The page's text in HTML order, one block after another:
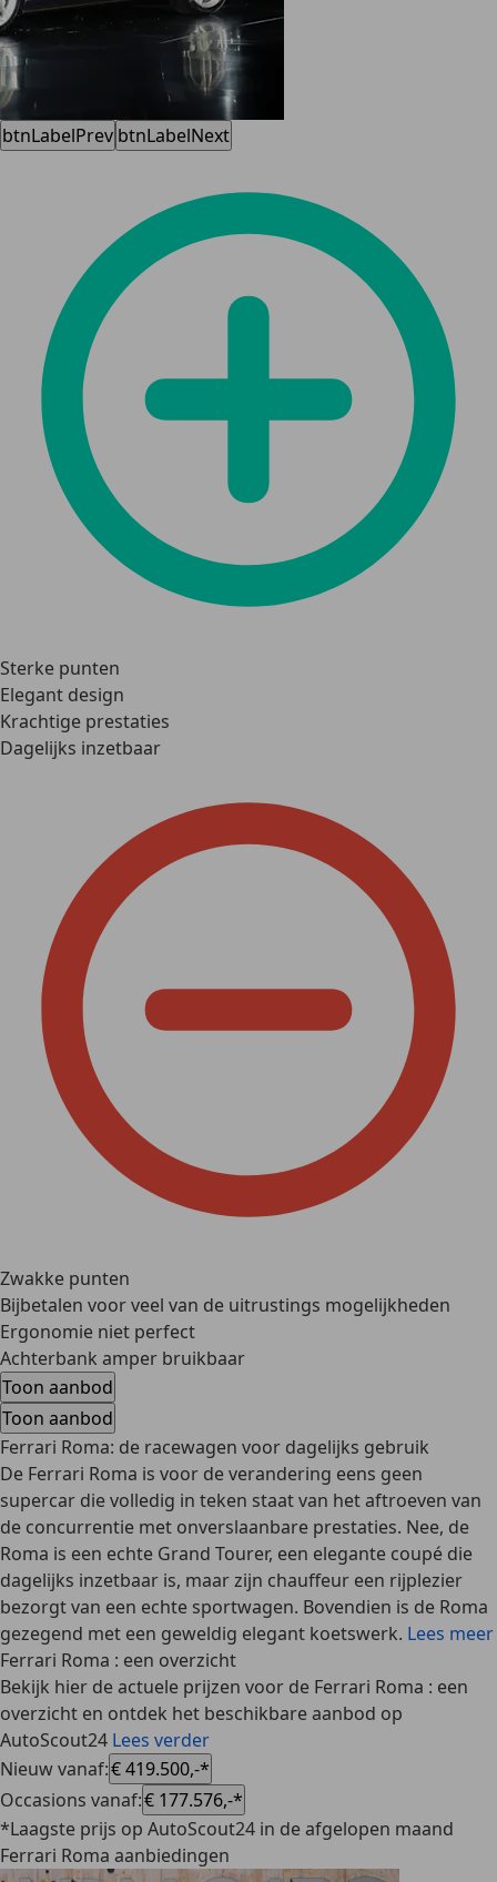
btnLabelPrev btnLabelNext
Sterke punten
Elegant design
Krachtige prestaties
Dagelijks inzetbaar
Zwakke punten
Bijbetalen voor veel van de uitrustings mogelijkheden
Ergonomie niet perfect
Achterbank amper bruikbaar
Toon aanbod
Toon aanbod
Ferrari Roma: de racewagen voor dagelijks gebruik
De Ferrari Roma is voor de verandering eens geen
supercar die volledig in teken staat van het aftroeven van
de concurrentie met onverslaanbare prestaties. Nee, de
Roma is een echte Grand Tourer, een elegante coupé die
dagelijks inzetbaar is, maar zijn chauffeur een rijplezier
bezorgt van een echte sportwagen. Bovendien is de Roma
gezegend met een geweldig elegant koetswerk. Lees meer
Ferrari Roma : een overzicht
Bekijk hier de actuele prijzen voor de Ferrari Roma : een
overzicht en ontdek het beschikbare aanbod op
AutoScout24 Lees verder
Nieuw vanaf:€ 419.500,-*
Occasions vanaf:€ 177.576,-*
*Laagste prijs op AutoScout24 in de afgelopen maand
Ferrari Roma aanbiedingen